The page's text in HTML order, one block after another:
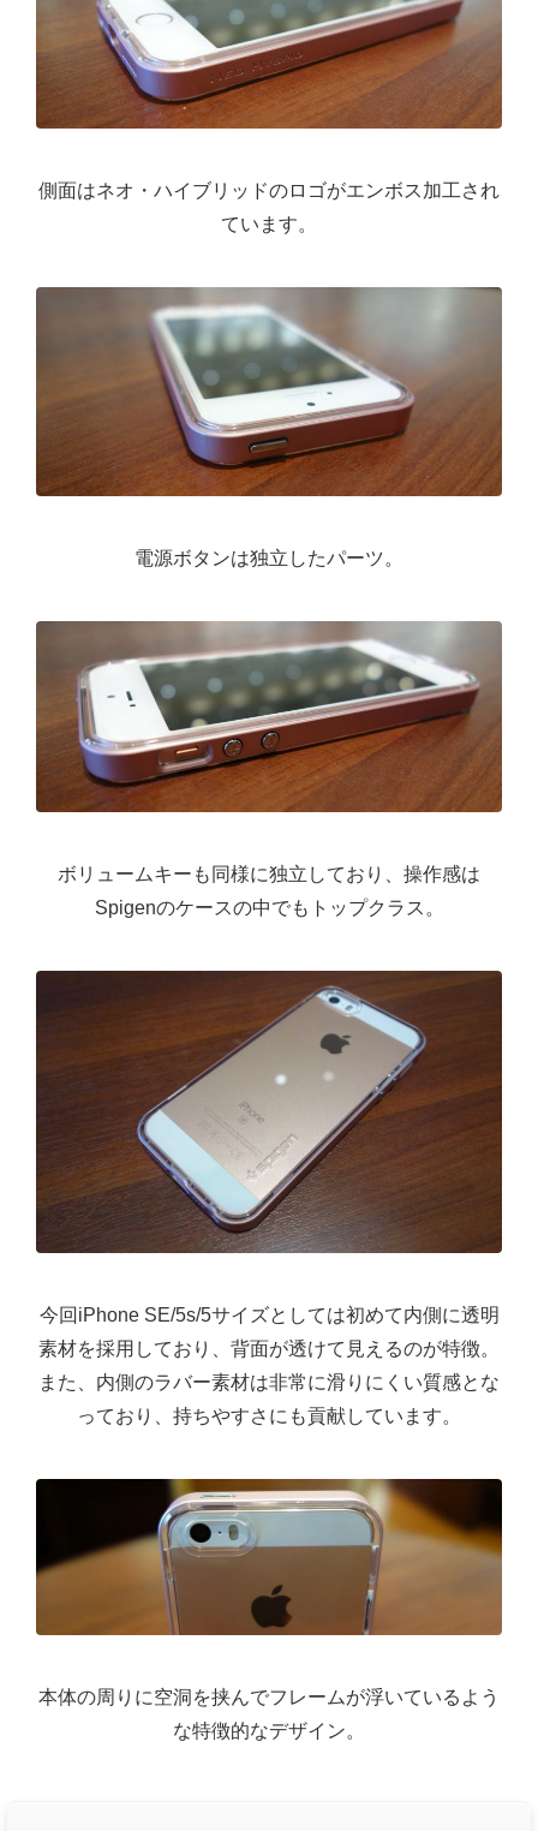
側面はネオ・ハイブリッドのロゴがエンボス加工され
ています。
電源ボタンは独立したパーツ。
ボリュームキーも同様に独立しており、操作感は
Spigenのケースの中でもトップクラス。
今回iPhone SE/5s/5サイズとしては初めて内側に透明
素材を採用しており、背面が透けて見えるのが特徴。
また、内側のラバー素材は非常に滑りにくい質感とな
っており、持ちやすさにも貢献しています。
本体の周りに空洞を挟んでフレームが浮いているよう
な特徴的なデザイン。